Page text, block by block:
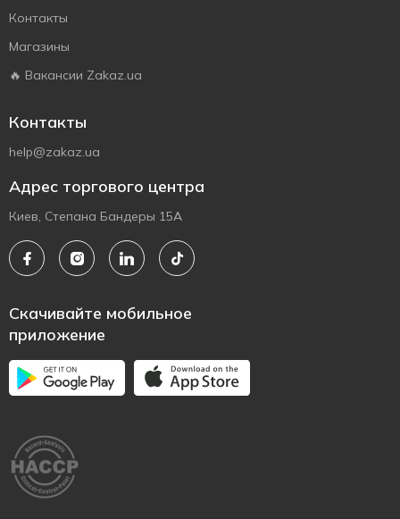
Контакты
Магазины
🔥 Вакансии Zakaz.ua
Контакты
help@zakaz.ua
Адрес торгового центра
Киев, Степана Бандеры 15А
Скачивайте мобильное
приложение